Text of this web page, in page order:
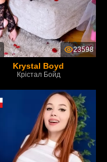
23598
Krystal Boyd
Крістал Бойд